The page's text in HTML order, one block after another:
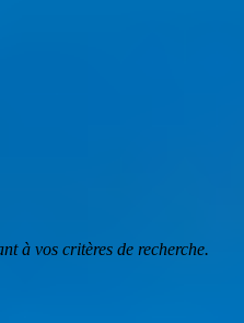
à vos critères de recherche.